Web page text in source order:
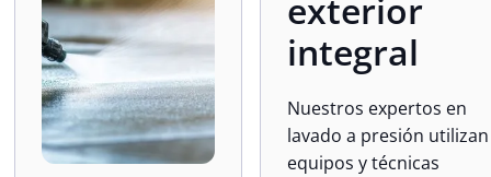
exterior
integral
Nuestros expertos en
lavado a presión utilizan
equipos y técnicas